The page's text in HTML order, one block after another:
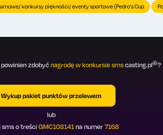
konkursy piękności/ eventy sportowe (Pedro's Cup
zdobyćnagrodę w konkursie smscasting.pl®?
Wykup pakiet punktów przelewem
lub
sms o treściGMC108141 na numer7168